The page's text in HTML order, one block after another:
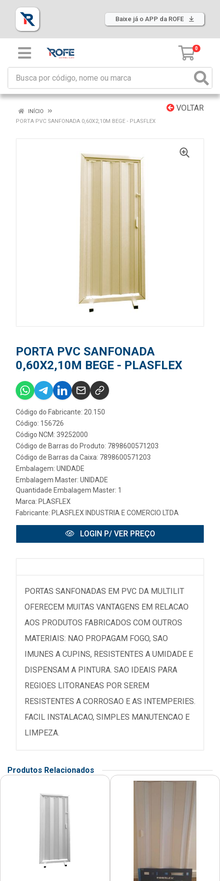
Baixe já o APP da ROFE
0
VOLTAR
INÍCIO
PORTA PVC SANFONADA 0,60X2,10M BEGE - PLASFLEX
PORTA PVC SANFONADA
0,60X2,10M BEGE - PLASFLEX
Código do Fabricante: 20.150
Código: 156726
Código NCM: 39252000
Código de Barras do Produto: 7898600571203
Código de Barras da Caixa: 7898600571203
Embalagem: UNIDADE
Embalagem Master: UNIDADE
Quantidade Embalagem Master: 1
Marca: PLASFLEX
Fabricante: PLASFLEX INDUSTRIA E COMERCIO LTDA
LOGIN P/ VER PREÇO
PORTAS SANFONADAS EM PVC DA MULTILIT
OFERECEM MUITAS VANTAGENS EM RELACAO
AOS PRODUTOS FABRICADOS COM OUTROS
MATERIAIS: NAO PROPAGAM FOGO, SAO
IMUNES A CUPINS, RESISTENTES A UMIDADE E
DISPENSAM A PINTURA. SAO IDEAIS PARA
REGIOES LITORANEAS POR SEREM
RESISTENTES A CORROSAO E AS INTEMPERIES.
FACIL INSTALACAO, SIMPLES MANUTENCAO E
LIMPEZA.
Produtos Relacionados